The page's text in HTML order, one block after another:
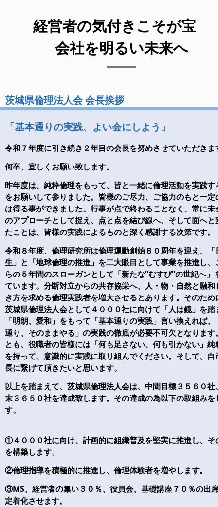
経営者の気付きこそが宝
会社を明るい未来へ
茨城県倫理法人会 会長挨拶
「基本通りの実践、よい会にしよう」
令和７年度に引き続き２年目の会長を努めさせていただきま
何卒、宜しくお願い致します。
昨年度は、純粋倫理をもって、皆と一緒に倫理活動を実践す
をお願いして参りました。皆様のご尽力、ご協力のもと一定
は得る事ができました。行事が点で終わることなく、常に未
のアプローチとして捉え、点と点を結び線へ、そして面へと
たことは、皆様の実践によるものと深く感謝する次第です。
令和８年度、倫理研究所は倫理運動創始８０周年を迎え、「
生」と「地球倫理の推進」を二大眼目として事業を推進し、
らの５年間のスローガンとして「新たな”むすび”の世紀へ」
ています。分断対立からの共存協栄へ、人・物・自然と融和
き方を求める倫理実践者を増大させるとあります。そのため
茨城県倫理法人会として４０００社に向けて「人は鏡」を踏
「明朗、愛和」をもって「基本通りの実践」言い換えれば、
通り、そのままやる」の実践の徹底が必要不可欠となります
とも、役職者の皆様には「何も足さない、何も引かない」純
を持って、意識的に実践に取り組んでください。そして、自
長に繋げて頂きたいと思います。
以上を踏まえて、茨城県倫理法人会は、中間目標３５６０社
末３６５０社を達成致します。その達成の為以下の取組みを
す。
①４０００社に向け、計画的に組織普及を堅実に推進し、そ
を構築します。
②倫理指導を積極的に推進し、倫理体験者を増やします。
③MS、経営者の集い３０％、役員会、基礎講座７０％の出
定着化させます。